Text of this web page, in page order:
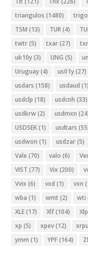
triangulos (1480) trigo
TSM (13) TUR(4)
twtr(5) txar(27)
uk10y(3) UNG (5)
Uruguay(4) us01y(27)
usdars (158) usdaud (1)
usdclp (18) usdcnh (33)
usdkrw(2) usdmxn
USDSEK(1) usdtars
usdwon (1) usdzar(5)
Vale (70) valo (6)
VIST (77) Vix (200)
Vvix (6) vxd (1) vxn
wba (1) wmt (2) wti
XLE(17) Xlf(104) Xlp
xp (5) xpev(12)
ymm (1) YPF(164)